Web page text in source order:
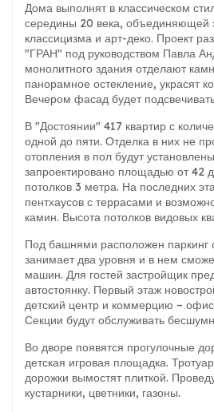
Дома выполнят в классическом
середины 20 века, объединяющей
классицизма и арт-деко. Проект
"ГРАН" под руководством Павла
монолитного здания отделают
панорамное остекление, украсят
Вечером фасад будет
В "Достоянии" 417 квартир с
одной до пяти. Отделка в них не
отопления в пол будут
запроектировано площадью от 42
потолков 3 метра. На последних
пентхаусов с террасами и
камин. Высота потолков видовых
Под башнями расположен паркинг
занимает два уровня и в нем
машин. Для гостей застройщик
автостоянку. Первый этаж
детский центр и коммерцию –
Секции будут обслуживать
Во дворе появятся прогулочные
детская игровая площадка.
дорожки вымостят плиткой.
кустарники, цветники, газоны.